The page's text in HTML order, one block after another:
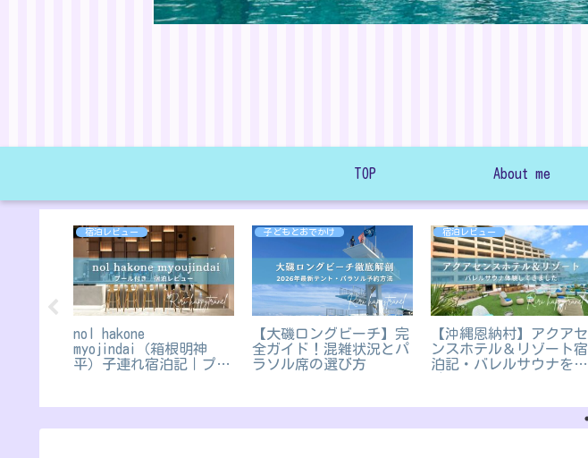
TOP About me
宿泊レビュー
nol hakone
myojindai（箱根明神
平）子連れ宿泊記｜プー
子どもとおでかけ
【大磯ロングビーチ】完
全ガイド！混雑状況とパ
ラソル席の選び方
宿泊レビュー
【沖縄恩納村】アクアセ
ンスホテル＆リゾート宿
泊記・バレルサウナを体